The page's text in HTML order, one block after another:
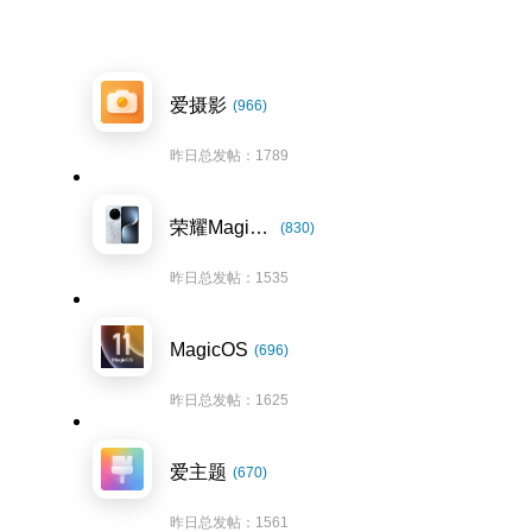
爱摄影 (966)
昨日总发帖：1789
荣耀Magic7系列 (830)
昨日总发帖：1535
MagicOS (696)
昨日总发帖：1625
爱主题 (670)
昨日总发帖：1561